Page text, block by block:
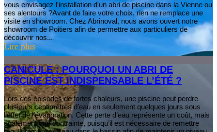
vous envisagez l'installation d'un abri de piscine dans la Vienne ou
ses alentours ?Avant de faire votre choix, rien ne remplace une
visite en showroom. Chez Abrinoval, nous avons ouvert notre
showroom de Poitiers afin de permettre aux particuliers de
découvrir nos...
Lire plus
CANICULE : POURQUOI UN ABRI DE
PISCINE EST INDISPENSABLE L’ÉTÉ ?
Lors des épisodes de fortes chaleurs, une piscine peut perdre
plusieurs centimètres d’eau en seulement quelques jours sous
l’effet de l’évaporation. Cette perte d’eau représente un coût, mais
également une contrainte, puisqu’il est nécessaire de remettre